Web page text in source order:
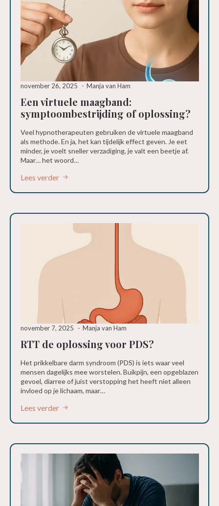
Een virtuele maagband:
symptoombestrijding of oplossing?
november 26, 2025 Manja van Ham
Veel hypnotherapeuten gebruiken de virtuele maagband
als methode. En ja, het kan tijdelijk effect geven. Je eet
minder, je voelt sneller verzadiging, je valt een beetje af.
Maar… het woord…
Lees verder
RTT de oplossing voor PDS?
november 7, 2025 Manja van Ham
Het prikkelbare darm syndroom (PDS) is iets waar veel
mensen dagelijks mee worstelen. Buikpijn, een opgeblazen
gevoel, diarree of juist verstopping het heeft niet alleen
invloed op je lichaam, maar…
Lees verder